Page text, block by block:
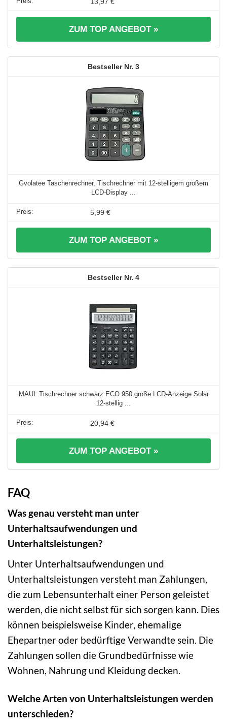
ZUM TOP ANGEBOT »
3
Gvolatee Taschenrechner, Tischrechner mit 12-stelligem großem
LCD-Display ...
5,99 €
ZUM TOP ANGEBOT »
4
MAUL Tischrechner schwarz ECO 950 große LCD-Anzeige Solar
12-stellig ...
20,94 €
ZUM TOP ANGEBOT »
FAQ
Was genau versteht man unter
Unterhaltsaufwendungen und
Unterhaltsleistungen?
Unter Unterhaltsaufwendungen und
Unterhaltsleistungen versteht man Zahlungen,
die zum Lebensunterhalt einer Person geleistet
werden, die nicht selbst für sich sorgen kann. Dies
können beispielsweise Kinder, ehemalige
Ehepartner oder bedürftige Verwandte sein. Die
Zahlungen sollen die Grundbedürfnisse wie
Wohnen, Nahrung und Kleidung decken.
Welche Arten von Unterhaltsleistungen werden
unterschieden?